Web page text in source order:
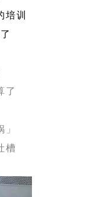
培训
了
槽